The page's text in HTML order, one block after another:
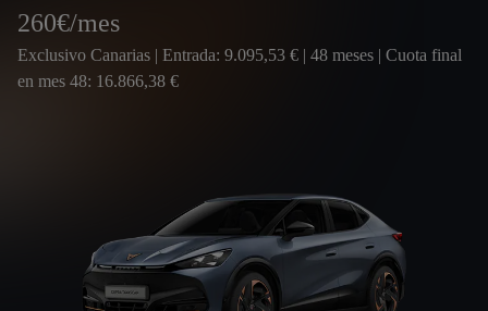
260€/mes
Exclusivo Canarias | Entrada: 9.095,53 € | 48 meses | Cuota final
en mes 48: 16.866,38 €